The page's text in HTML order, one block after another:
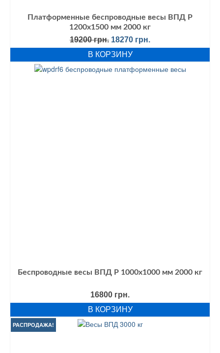
Платформенные беспроводные весы ВПД Р
1200х1500 мм 2000 кг
19200грн. Первоначальная
цена
составляла
19200 грн..
18270 грн.Текущая
цена:
В КОРЗИНУ
Беспроводные весы ВПД Р 1000х1000 мм 2000 кг
16800 грн.
В КОРЗИНУ
РАСПРОДАЖА!